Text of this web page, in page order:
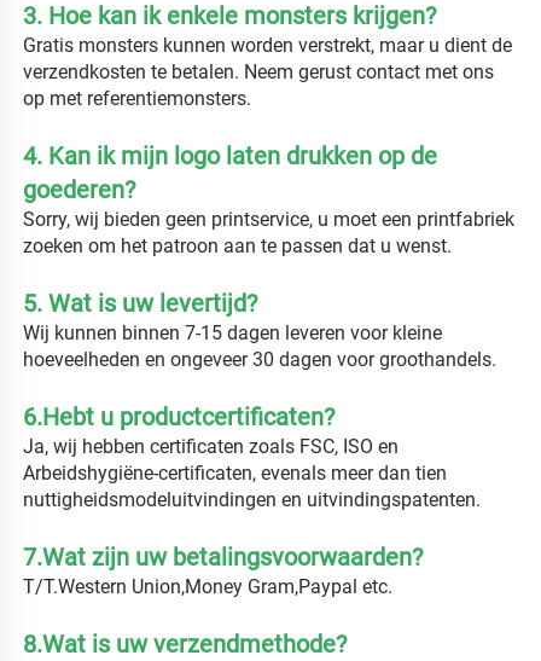
3. Hoe kan ik enkele monsters krijgen?
Gratis monsters kunnen worden verstrekt, maar u dient de
verzendkosten te betalen. Neem gerust contact met ons
op met referentiemonsters.
4. Kan ik mijn logo laten drukken op de
goederen?
Sorry, wij bieden geen printservice, u moet een printfabriek
zoeken om het patroon aan te passen dat u wenst.
5. Wat is uw levertijd?
Wij kunnen binnen 7-15 dagen leveren voor kleine
hoeveelheden en ongeveer 30 dagen voor groothandels.
6.Hebt u productcertificaten?
Ja, wij hebben certificaten zoals FSC, ISO en
Arbeidshygiëne-certificaten, evenals meer dan tien
nuttigheidsmodeluitvindingen en uitvindingspatenten.
7.Wat zijn uw betalingsvoorwaarden?
T/T.Western Union,Money Gram,Paypal etc.
8.Wat is uw verzendmethode?